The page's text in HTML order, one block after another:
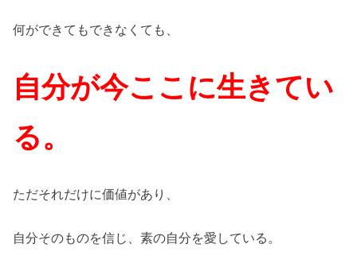
何ができてもできなくても、
自分が今ここに生きてい
る。
ただそれだけに価値があり、
自分そのものを信じ、素の自分を愛している。